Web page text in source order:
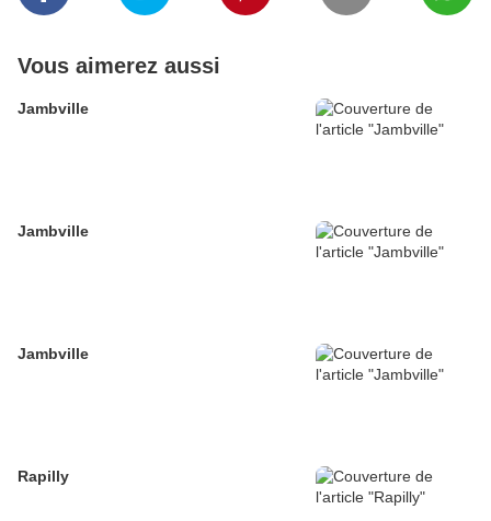
Vous aimerez aussi
Jambville
Jambville
Jambville
Rapilly